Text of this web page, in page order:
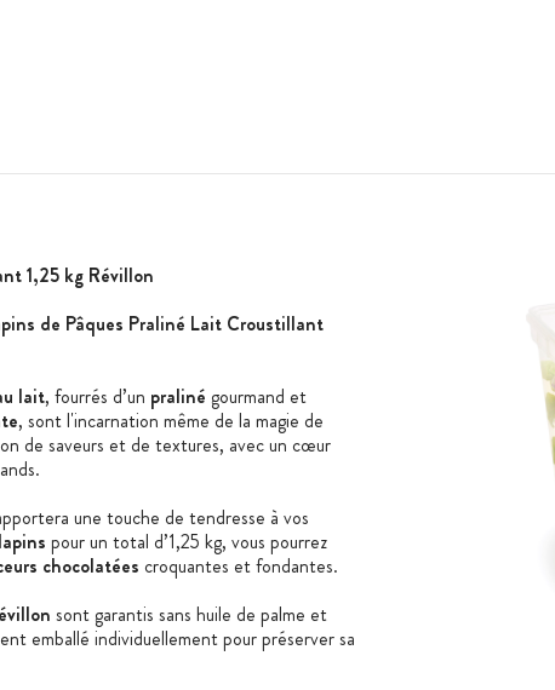
1,25 kg Révillon
de Pâques Praliné Lait Croustillant
lait, fourrés d’un praliné gourmand et
, sont l'incarnation même de la magie de
de saveurs et de textures, avec un cœur
une touche de tendresse à vos
lapins pour un total d’1,25 kg, vous pourrez
chocolatées croquantes et fondantes.
sont garantis sans huile de palme et
emballé individuellement pour préserver sa